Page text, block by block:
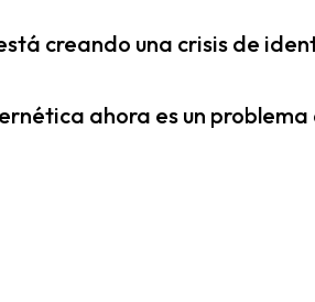
creando una crisis de
ahora es un